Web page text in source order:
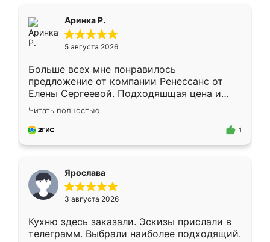
Аринка Р.
5 августа 2026
Больше всех мне понравилось
предложение от компании Ренессанс от
Елены Сергеевой. Подходяшщая цена и
короткие сроки изготовления. Приехавший
для замера сотрудник Владислав
предложил по моему эскизу самый
Читать полностью
1
Ярослава
3 августа 2026
Кухню здесь заказали. Эскизы прислали в
телеграмм. Выбрали наиболее подходящий.